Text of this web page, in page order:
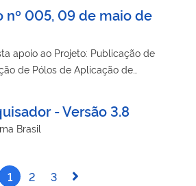
nº 005, 09 de maio de
apoio ao Projeto: Publicação de
de Pólos de Aplicação de
de medicamentos no âmbito do
do atendimento e otimização
- Versão 3.8
Brasil
1 2 3